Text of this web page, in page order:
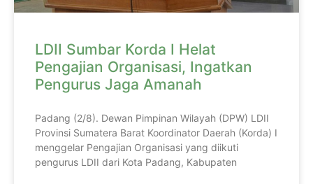
LDII Sumbar Korda I Helat
Pengajian Organisasi, Ingatkan
Pengurus Jaga Amanah
Padang (2/8). Dewan Pimpinan Wilayah (DPW) LDII
Provinsi Sumatera Barat Koordinator Daerah (Korda) I
menggelar Pengajian Organisasi yang diikuti
pengurus LDII dari Kota Padang, Kabupaten